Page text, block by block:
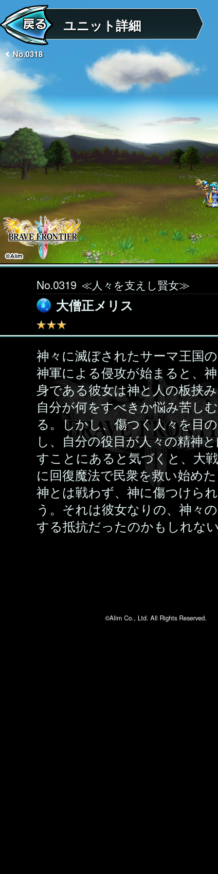
ユニット詳細
No.0318
No.0319 ≪人々を支えし賢女≫
大僧正メリス
神々に滅ぼされたサーマ王国
神軍による侵攻が始まると、
身である彼女は神と人の板挟
自分が何をすべきか悩み苦し
る。しかし、傷つく人々を目
し、自分の役目が人々の精神
すことにあると気づくと、大
に回復魔法で民衆を救い始め
神とは戦わず、神に傷つけら
う。それは彼女なりの、神々
する抵抗だったのかもしれな
©Alim Co., Ltd. All Rights Reserved.